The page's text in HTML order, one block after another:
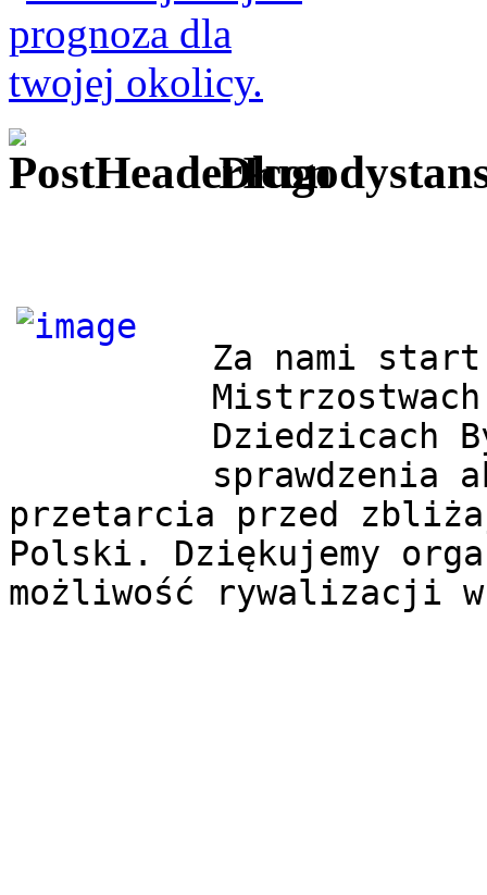
Za nami start
Dziedzicach
sprawdzenia
przetarcia przed
Polski. Dziękujemy
możliwość rywalizacji